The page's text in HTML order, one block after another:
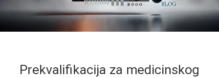
Prekvalifikacija za medicinskog